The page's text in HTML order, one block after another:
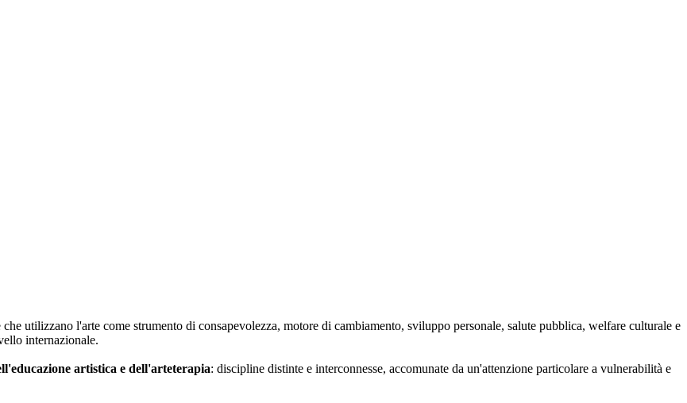
utilizzano l'arte come strumento di consapevolezza, motore di cambiamento, sviluppo personale, salute pubblica, welfare culturale e
internazionale.
artistica e dell'arteterapia: discipline distinte e interconnesse, accomunate da un'attenzione particolare a vulnerabilità e